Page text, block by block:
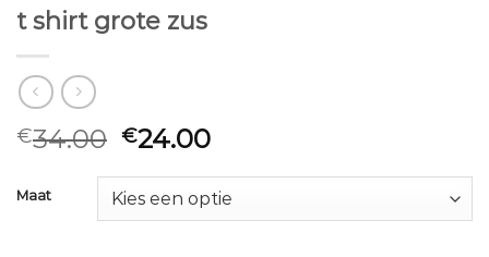
t shirt grote zus
€34.00 €24.00
Maat